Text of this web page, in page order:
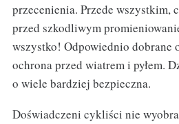
przecenienia. Przede wszystkim,
przed szkodliwym
wszystko! Odpowiednio dobrane
ochrona przed wiatrem i pyłem.
o wiele bardziej bezpieczna.
Doświadczeni cykliści nie